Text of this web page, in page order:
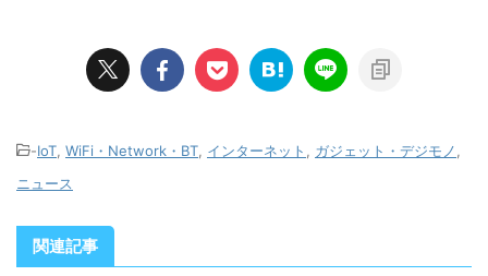
-IoT, WiFi・Network・BT, インターネット , ガジェット・デジモノ,
ニュース
関連記事